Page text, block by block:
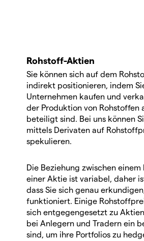
Rohstoff-Aktien
Sie können sich auf dem
indirekt positionieren, indem
Unternehmen kaufen und
der Produktion von Rohstoffen
beteiligt sind. Bei uns können
mittels Derivaten auf
spekulieren.
Die Beziehung zwischen einem
einer Aktie ist variabel, daher
dass Sie sich genau
funktioniert. Einige
sich entgegengesetzt zu
bei Anlegern und Tradern ein
sind, um ihre Portfolios zu